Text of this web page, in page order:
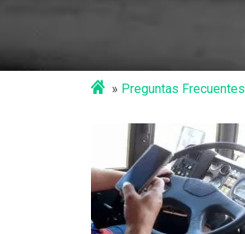
Preguntas Frecuentes